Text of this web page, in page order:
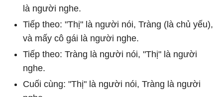
là người nghe.
Tiếp theo: "Thị" là người nói, Tràng (là chủ yếu),
và mấy cô gái là người nghe.
Tiếp theo: Tràng là người nói, "Thị" là người
nghe.
Cuối cùng: "Thị" là người nói, Tràng là người